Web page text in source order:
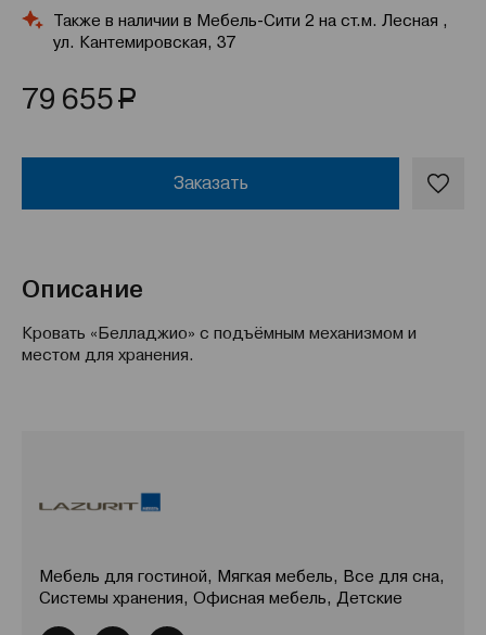
Также в наличии в Мебель-Сити 2 на ст.м. Лесная ,
ул. Кантемировская, 37
79 655Р
Заказать
Описание
Кровать «Белладжио» с подъёмным механизмом и
местом для хранения.
Мебель для гостиной, Мягкая мебель, Все для сна,
Системы хранения, Офисная мебель, Детские